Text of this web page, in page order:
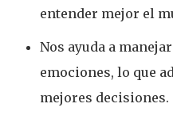
entender mejor el
Nos ayuda a
emociones, lo que
mejores decisiones.